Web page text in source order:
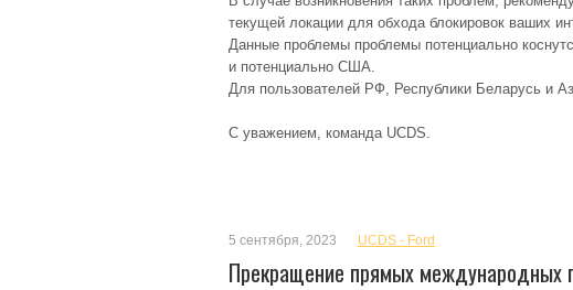
текущей локации для обхода блокировок ваших
Данные проблемы проблемы потенциально
и потенциально США.
Для пользователей РФ, Республики Беларусь и
С уважением, команда UCDS.
5 сентября, 2023 UCDS - Ford
Прекращение прямых международных